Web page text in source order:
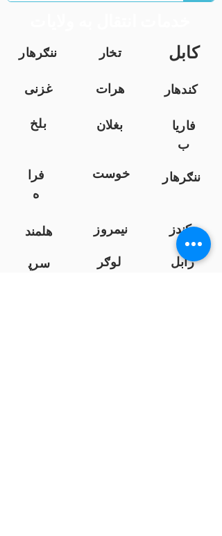
ننګرهار تخار کابل
غزنی هرات
کندهار
بلخ
بغلان
فاریا
ب
فرا
ه
خوست ننګرهار
هلمند نیمروز
کندز
سرپ
لوګر زابل